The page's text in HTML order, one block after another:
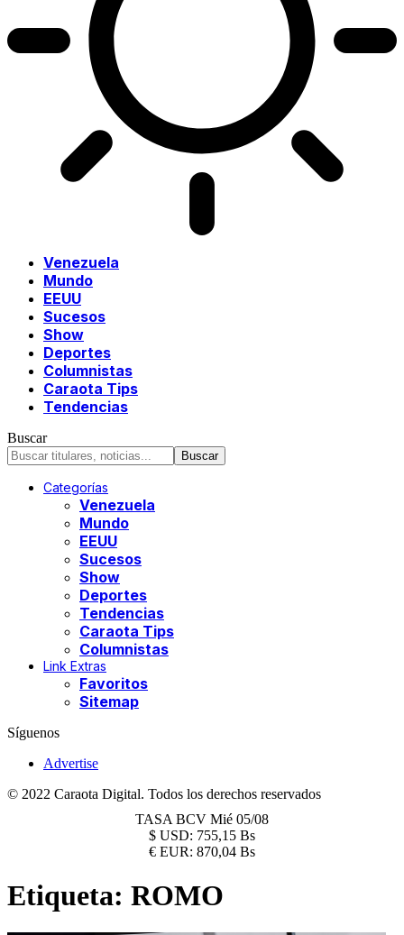
Venezuela
Mundo
EEUU
Sucesos
Show
Deportes
Columnistas
Caraota Tips
Tendencias
Buscar
Categorías
Venezuela
Mundo
EEUU
Sucesos
Show
Deportes
Tendencias
Caraota Tips
Columnistas
Link Extras
Favoritos
Sitemap
Síguenos
Advertise
© 2022 Caraota Digital. Todos los derechos reservados
TASA BCV Mié 05/08
$ USD: 755,15 Bs
€ EUR: 870,04 Bs
Etiqueta: ROMO